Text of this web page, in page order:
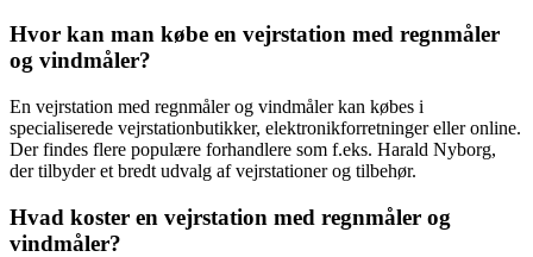
Hvor kan man købe en vejrstation med regnmåler
og vindmåler?
En vejrstation med regnmåler og vindmåler kan købes i
specialiserede vejrstationbutikker, elektronikforretninger eller online.
Der findes flere populære forhandlere som f.eks. Harald Nyborg,
der tilbyder et bredt udvalg af vejrstationer og tilbehør.
Hvad koster en vejrstation med regnmåler og
vindmåler?